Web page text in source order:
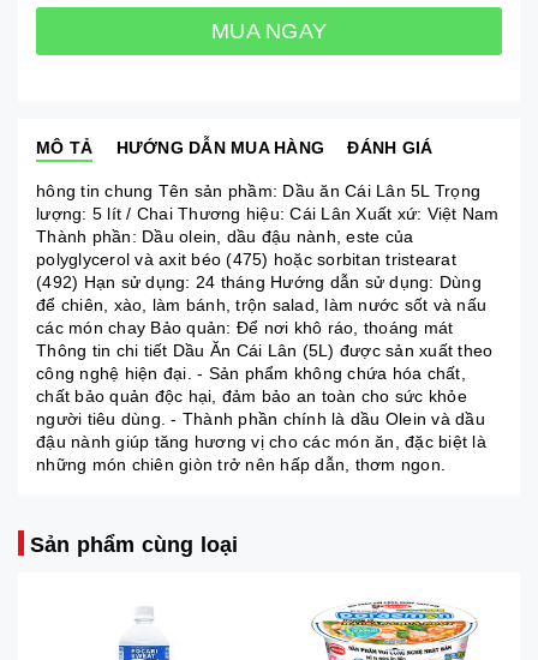
MUA NGAY
MÔ TẢ HƯỚNG DẪN MUA HÀNG ĐÁNH GIÁ
hông tin chung Tên sản phầm: Dầu ăn Cái Lân 5L Trọng
lượng: 5 lít / Chai Thương hiệu: Cái Lân Xuất xứ: Việt Nam
Thành phần: Dầu olein, dầu đậu nành, este của
polyglycerol và axit béo (475) hoặc sorbitan tristearat
(492) Hạn sử dụng: 24 tháng Hướng dẫn sử dụng: Dùng
để chiên, xào, làm bánh, trộn salad, làm nước sốt và nấu
các món chay Bảo quản: Để nơi khô ráo, thoáng mát
Thông tin chi tiết Dầu Ăn Cái Lân (5L) được sản xuất theo
công nghệ hiện đại. - Sản phẩm không chứa hóa chất,
chất bảo quản độc hại, đảm bảo an toàn cho sức khỏe
người tiêu dùng. - Thành phần chính là dầu Olein và dầu
đậu nành giúp tăng hương vị cho các món ăn, đặc biệt là
những món chiên giòn trở nên hấp dẫn, thơm ngon.
Sản phẩm cùng loại